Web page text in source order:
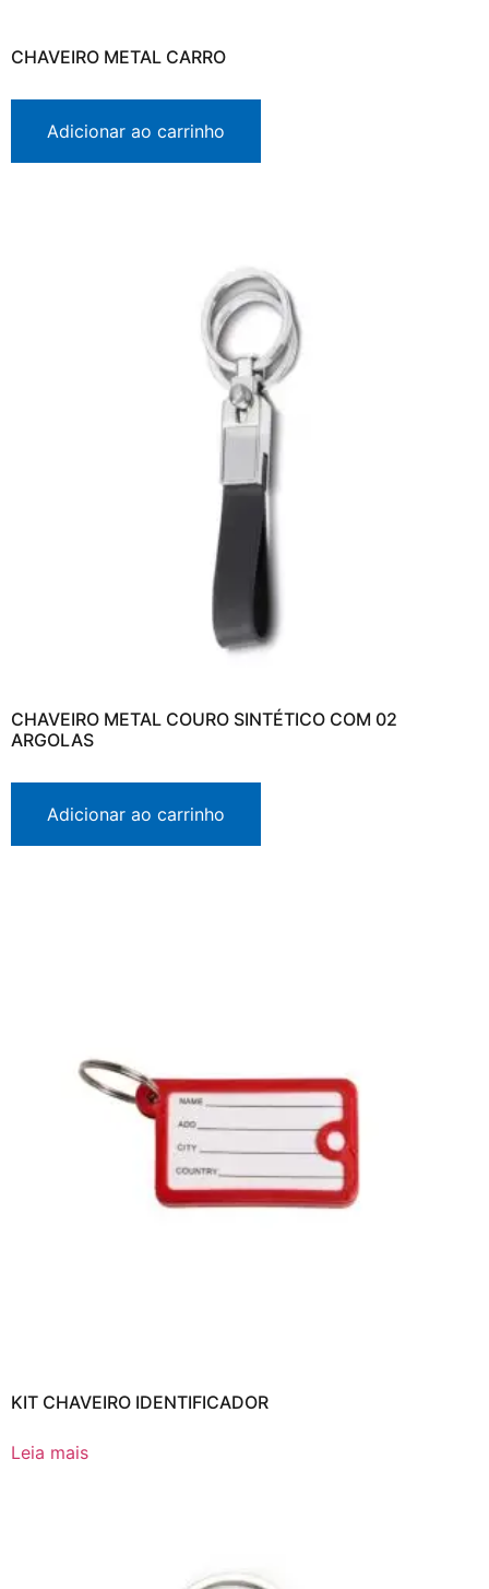
CHAVEIRO METAL CARRO
Adicionar ao carrinho
CHAVEIRO METAL COURO SINTÉTICO COM 02
ARGOLAS
Adicionar ao carrinho
KIT CHAVEIRO IDENTIFICADOR
Leia mais